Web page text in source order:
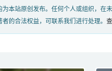
本站原创发布。任何个人或组织，在
的合法权益，可联系我们进行处理。